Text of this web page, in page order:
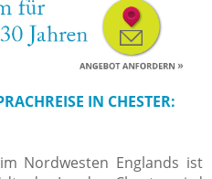
IN CHESTER:
Nordwesten Englands ist